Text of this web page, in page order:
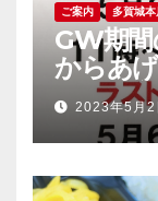
ご案内 多賀城本
GW期
からあ
歩塩釜店
2023年5月